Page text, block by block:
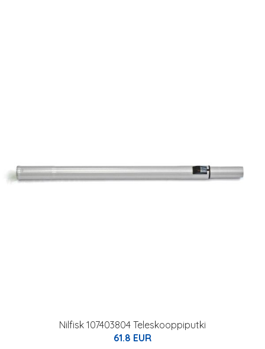
Nilfisk 107403804 Teleskooppiputki
61.8 EUR